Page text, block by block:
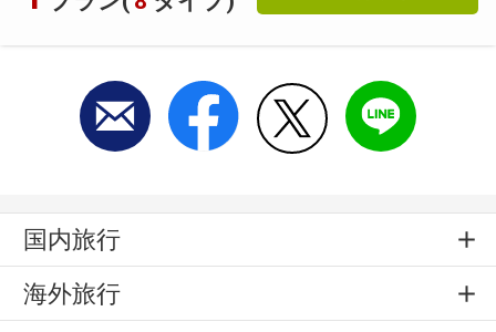
国内旅行
海外旅行